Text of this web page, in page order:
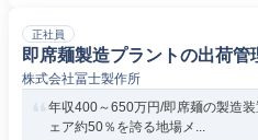
正社員
即席麺製造プラントの出荷管
株式会社冨士製作所
年収400～650万円/即席麺の製造
ェア約50％を誇る地場メ...